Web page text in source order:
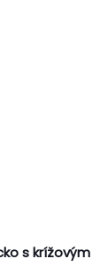
s krížovým